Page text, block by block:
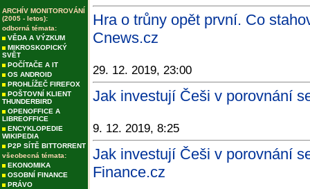
ARCHÍV MONITOROVÁNÍ
(2005 - letos):
odborná témata:
VĚDA A VÝZKUM
MIKROSKOPICKÝ
SVĚT
POČÍTAČE A IT
OS ANDROID
PROHLÍŽEČ FIREFOX
POŠTOVNÍ KLIENT
THUNDERBIRD
OPENOFFICE A
LIBREOFFICE
ENCYKLOPEDIE
WIKIPEDIA
P2P SÍTĚ BITTORRENT
všeobecná témata:
EKONOMIKA
OSOBNÍ FINANCE
PRÁVO
Hra o trůny opět první. Co
Cnews.cz
29. 12. 2019, 23:00
Jak investují Češi v porovnání
9. 12. 2019, 8:25
Jak investují Češi v porovnání
Finance.cz